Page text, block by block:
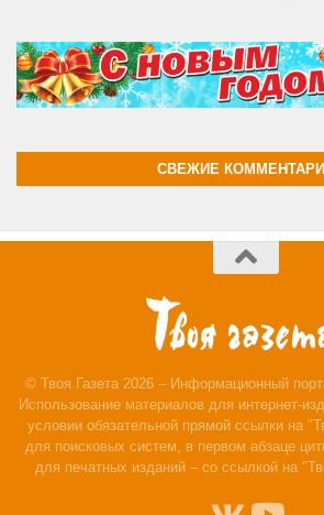
СВЕЖИЕ
© Твоя Газета 2026 – Информационный
Использование материалов для интернет-
условии обязательной прямой ссылки на
для поисковых систем, в первом абзаце
для печатных изданий – со ссылкой на